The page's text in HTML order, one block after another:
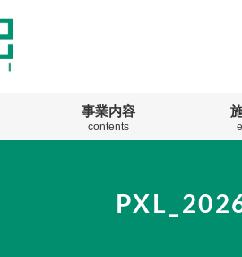
事業内容
contents